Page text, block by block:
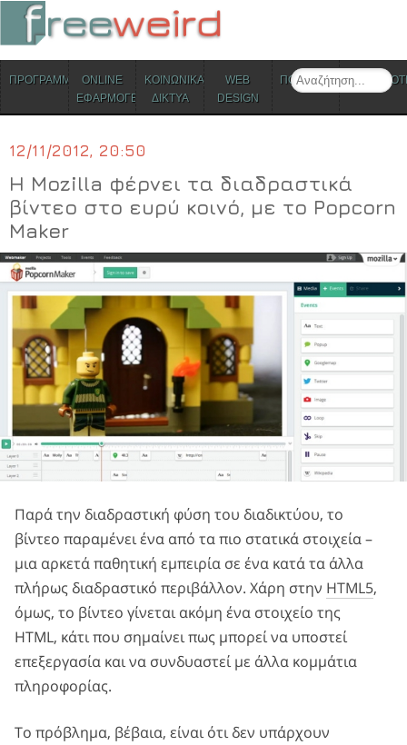
Search
Skip to content
ΠΡΟΓΡΑΜΜΑΤΑONLINE
ΕΦΑΡΜΟΓΕΣ
ΚΟΙΝΩΝΙΚΑ
ΔΙΚΤΥΑ
WEB
DESIGN
ΠΟΛΙΤΙΣΜΟΣ
12/11/2012, 20:50
Η Mozilla φέρνει τα διαδραστικά
βίντεο στο ευρύ κοινό, με το Popcorn
Maker
Παρά την διαδραστική φύση του διαδικτύου, το
βίντεο παραμένει ένα από τα πιο στατικά στοιχεία –
μια αρκετά παθητική εμπειρία σε ένα κατά τα άλλα
πλήρως διαδραστικό περιβάλλον. Χάρη στην HTML5,
όμως, το βίντεο γίνεται ακόμη ένα στοιχείο της
HTML, κάτι που σημαίνει πως μπορεί να υποστεί
επεξεργασία και να συνδυαστεί με άλλα κομμάτια
πληροφορίας.
Το πρόβλημα, βέβαια, είναι ότι δεν υπάρχουν